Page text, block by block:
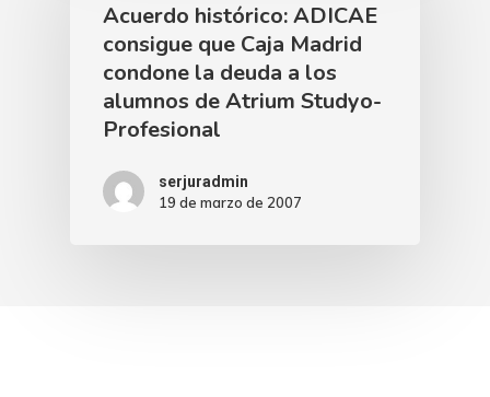
Acuerdo histórico: ADICAE
consigue que Caja Madrid
condone la deuda a los
alumnos de Atrium Studyo-
Profesional
serjuradmin
19 de marzo de 2007